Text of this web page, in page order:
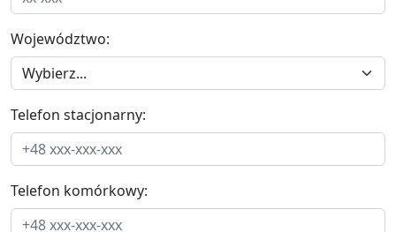
Województwo:
Telefon stacjonarny:
Telefon komórkowy: